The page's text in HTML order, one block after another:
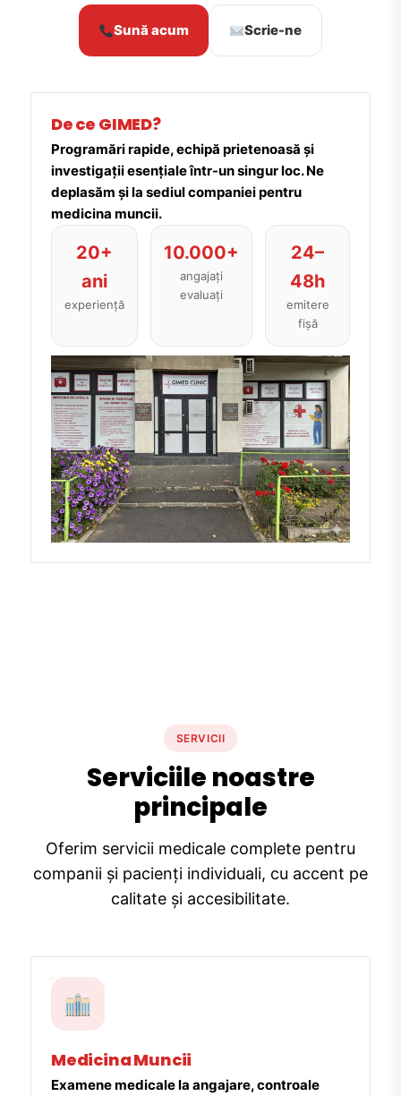
Sună acum Scrie-ne
De ce GIMED?
Programări rapide, echipă prietenoasă și
investigații esențiale într-un singur loc. Ne
deplasăm și la sediul companiei pentru
medicina muncii.
20+
ani
experiență
10.000+
angajați
evaluați
24–
48h
emitere
fișă
SERVICII
Serviciile noastre
principale
Oferim servicii medicale complete pentru
companii și pacienți individuali, cu accent pe
calitate și accesibilitate.
Medicina Muncii
Examene medicale la angajare, controale